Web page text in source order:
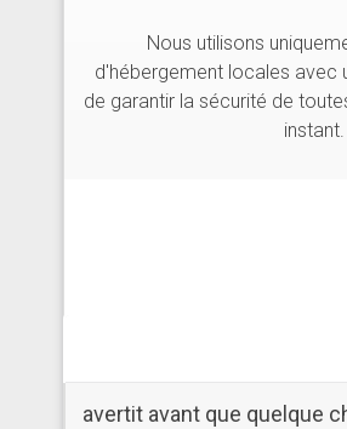
Nous utilisons
d'hébergement locales avec
de garantir la sécurité de
instant.
avertit avant que quelque